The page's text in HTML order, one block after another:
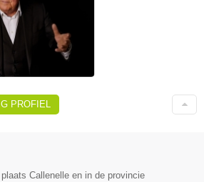
PROFIEL
Callenelle en in de provincie